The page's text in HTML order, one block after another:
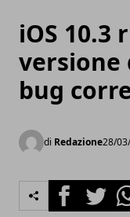
iOS 10.3
bug
di Redazione28/
FacebookTwitter